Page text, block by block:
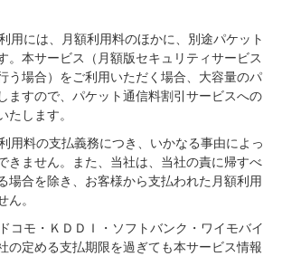
用には、月額利用料のほかに、別途パケット
。本サービス（月額版セキュリティサービス
う場合）をご利用いただく場合、大容量のパ
ますので、パケット通信料割引サービスへの
たします。
用料の支払義務につき、いかなる事由によっ
きません。また、当社は、当社の責に帰すべ
場合を除き、お客様から支払われた月額利用
ん。
コモ・ＫＤＤＩ・ソフトバンク・ワイモバイ
の定める支払期限を過ぎても本サービス情報